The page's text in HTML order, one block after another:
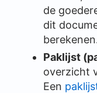
de
dit
Paklijst
overzicht
Een